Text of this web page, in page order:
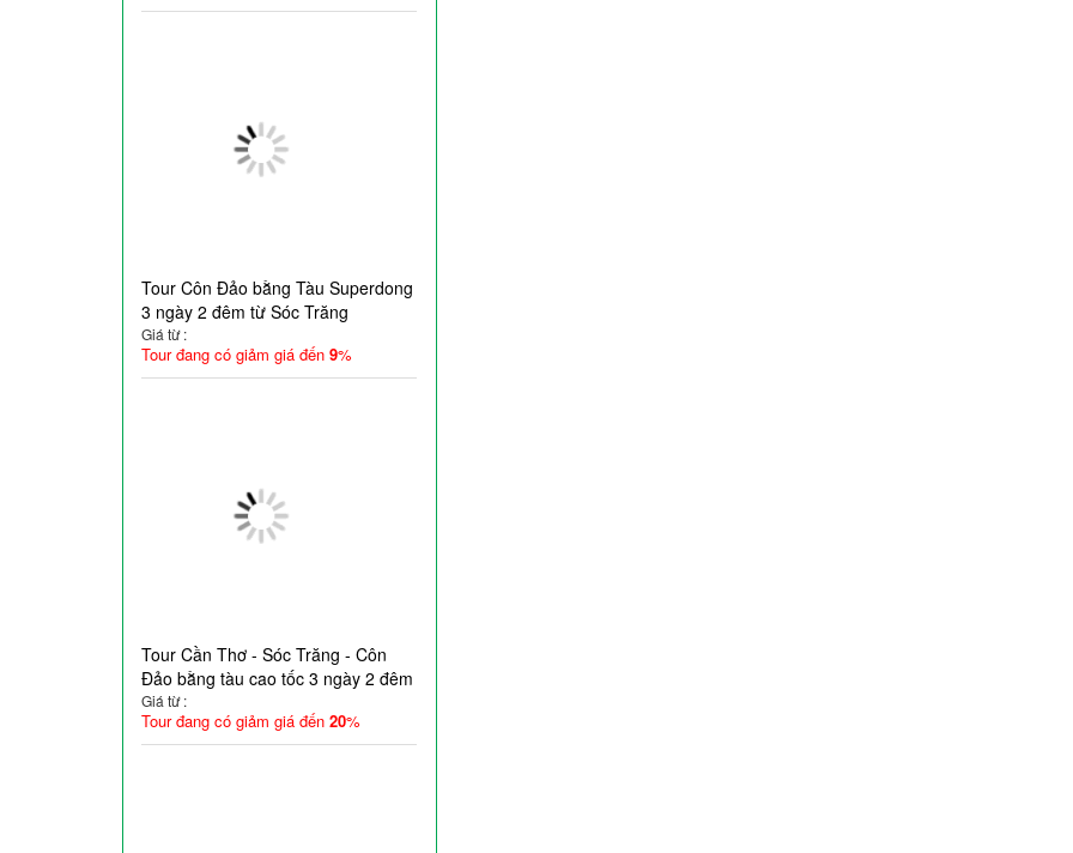
Tour Côn Đảo bằng Tàu Superdong
3 ngày 2 đêm từ Sóc Trăng
Giá từ :
Tour đang có giảm giá đến 9%
Tour Cần Thơ - Sóc Trăng - Côn
Đảo bằng tàu cao tốc 3 ngày 2 đêm
Giá từ :
Tour đang có giảm giá đến 20%